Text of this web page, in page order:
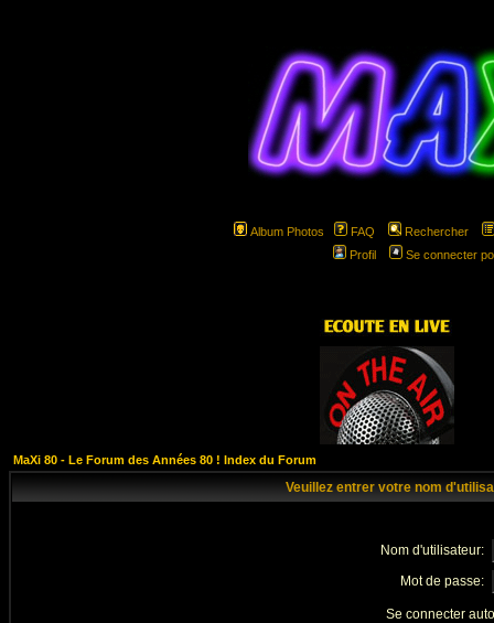
Album Photos FAQ
Rechercher
Profil
Se connecter
MaXi 80 - Le Forum des Années 80 ! Index du Forum
Veuillez entrer votre nom
Nom d'utilisateur:
Mot de passe:
Se connecter